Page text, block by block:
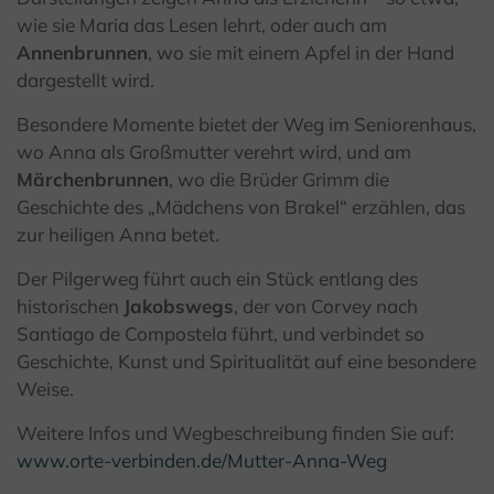
wie sie Maria das Lesen lehrt, oder auch am
Annenbrunnen, wo sie mit einem Apfel in der Hand
dargestellt wird.
Besondere Momente bietet der Weg im Seniorenhaus,
wo Anna als Großmutter verehrt wird, und am
Märchenbrunnen, wo die Brüder Grimm die
Geschichte des „Mädchens von Brakel“ erzählen, das
zur heiligen Anna betet.
Der Pilgerweg führt auch ein Stück entlang des
historischen Jakobswegs, der von Corvey nach
Santiago de Compostela führt, und verbindet so
Geschichte, Kunst und Spiritualität auf eine besondere
Weise.
Weitere Infos und Wegbeschreibung finden Sie auf:
www.orte-verbinden.de/Mutter-Anna-Weg